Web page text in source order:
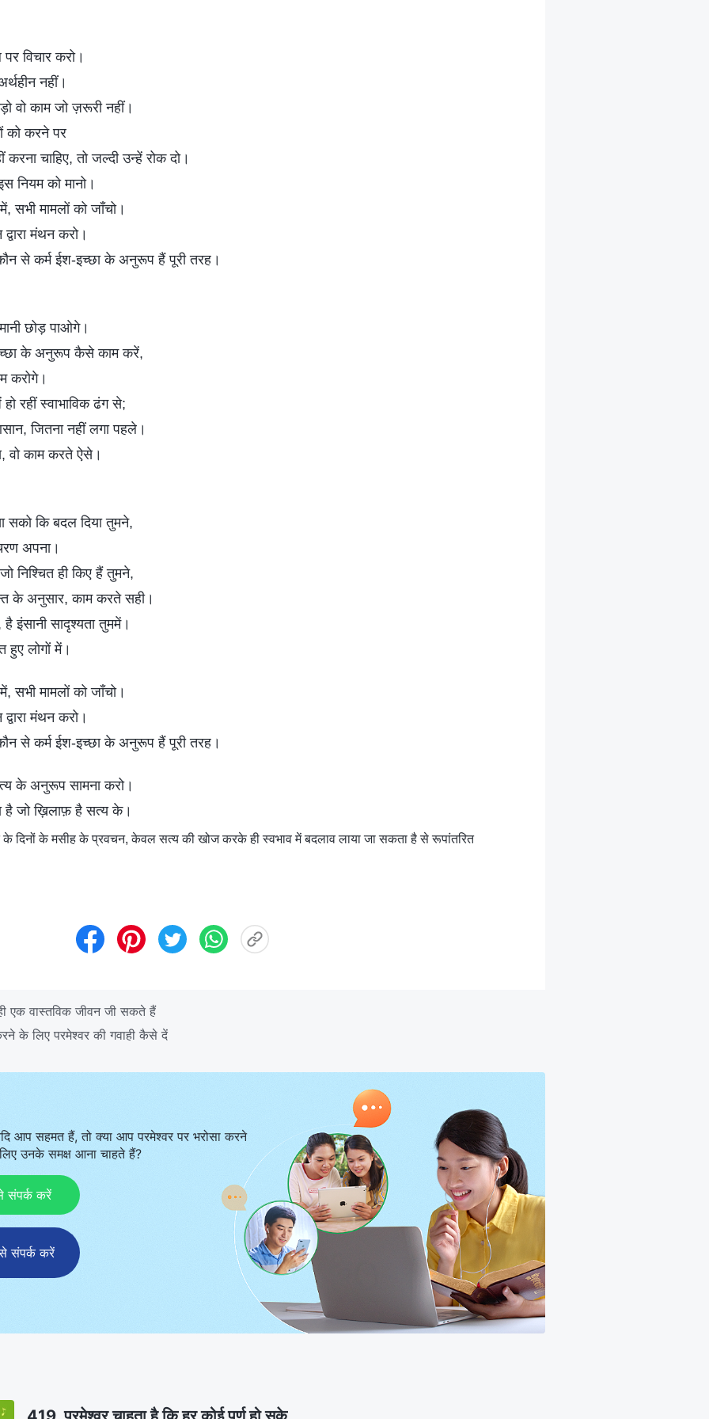
विचार करो।
नहीं।
वो काम जो ज़रूरी नहीं।
को करने पर
करना चाहिए, तो जल्दी उन्हें रोक दो।
नियम को मानो।
सभी मामलों को जाँचो।
मंथन करो।
से कर्म ईश-इच्छा के अनुरूप हैं पूरी तरह।
छोड़ पाओगे।
के अनुरूप कैसे काम करें,
करोगे।
रहीं स्वाभाविक ढंग से;
जितना नहीं लगा पहले।
वो काम करते ऐसे।
सको कि बदल दिया तुमने,
अपना।
निश्चित ही किए हैं तुमने,
के अनुसार, काम करते सही।
इंसानी सादृश्यता तुममें।
हुए लोगों में।
सभी मामलों को जाँचो।
मंथन करो।
से कर्म ईश-इच्छा के अनुरूप हैं पूरी तरह।
के अनुरूप सामना करो।
है जो ख़िलाफ़ है सत्य के।
के मसीह के प्रवचन, केवल सत्य की खोज करके ही स्वभाव में बदलाव लाया जा सकता है से रूपांतरित
एक वास्तविक जीवन जी सकते हैं
के लिए परमेश्वर की गवाही कैसे दें
आप सहमत हैं, तो क्या आप परमेश्वर पर भरोसा करने
उनके समक्ष आना चाहते हैं?
संपर्क करें
संपर्क करें